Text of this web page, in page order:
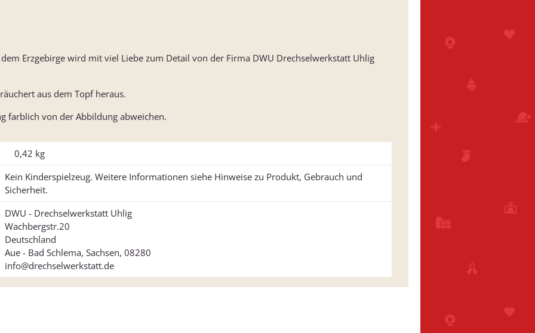
Erzgebirge wird mit viel Liebe zum Detail von der Firma DWU Drechselwerkstatt Uhlig
aus dem Topf heraus.
farblich von der Abbildung abweichen.
0,42 kg
Kein Kinderspielzeug. Weitere Informationen siehe Hinweise zu Produkt, Gebrauch und
Sicherheit.
DWU - Drechselwerkstatt Uhlig
Wachbergstr.20
Deutschland
Aue - Bad Schlema, Sachsen, 08280
info@drechselwerkstatt.de